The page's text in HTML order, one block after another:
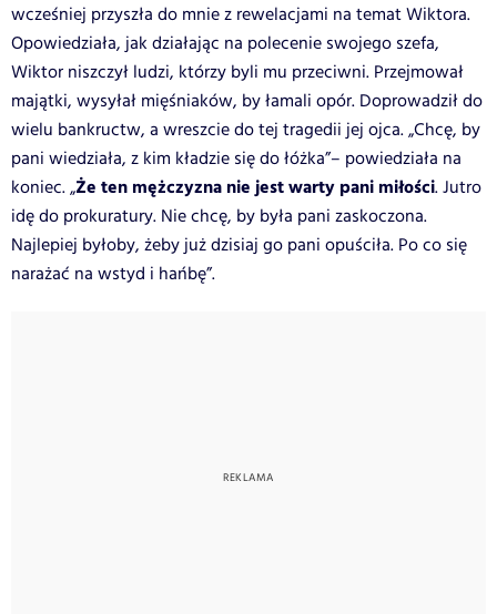
wcześniej przyszła do mnie z rewelacjami na temat Wiktora.
Opowiedziała, jak działając na polecenie swojego szefa,
Wiktor niszczył ludzi, którzy byli mu przeciwni. Przejmował
majątki, wysyłał mięśniaków, by łamali opór. Doprowadził do
wielu bankructw, a wreszcie do tej tragedii jej ojca. „Chcę, by
pani wiedziała, z kim kładzie się do łóżka”– powiedziała na
koniec. „Że ten mężczyzna nie jest warty pani miłości. Jutro
idę do prokuratury. Nie chcę, by była pani zaskoczona.
Najlepiej byłoby, żeby już dzisiaj go pani opuściła. Po co się
narażać na wstyd i hańbę”.